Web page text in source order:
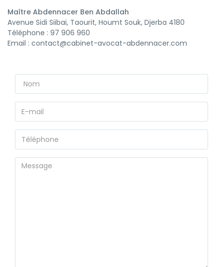
Maître Abdennacer Ben Abdallah
Avenue Sidi Siibai, Taourit, Houmt Souk, Djerba 4180
Téléphone : 97 906 960
Email : contact@cabinet-avocat-abdennacer.com